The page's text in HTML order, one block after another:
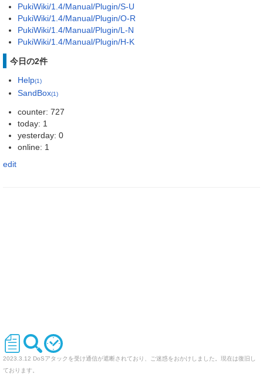
PukiWiki/1.4/Manual/Plugin/S-U
PukiWiki/1.4/Manual/Plugin/O-R
PukiWiki/1.4/Manual/Plugin/L-N
PukiWiki/1.4/Manual/Plugin/H-K
今日の2件
Help(1)
SandBox(1)
counter: 727
today: 1
yesterday: 0
online: 1
edit
2023.3.12 DoSアタックを受け通信が遮断されており、ご迷惑をおかけしました。現在は復旧し
ております。